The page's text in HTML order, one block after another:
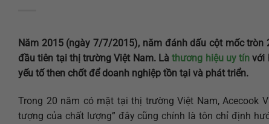
Năm 2015 (ngày 7/7/2015), năm đánh dấu cột mốc
đầu tiên tại thị trường Việt Nam. Làthương hiệu uy tín với
yếu tố then chốt để doanh nghiệp tồn tại và phát triển.
Trong 20 năm có mặt tại thị trường Việt Nam,
tượng của chất lượng” đây cũng chính là tôn chỉ định